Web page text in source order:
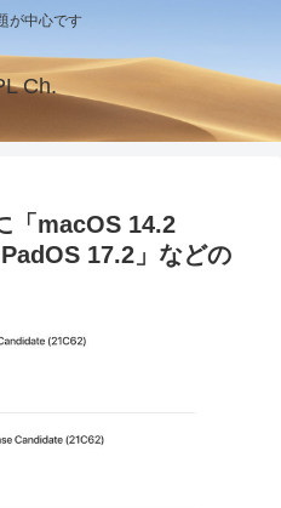
が中心です
Ch.
「macOS 14.2
17.2」などの